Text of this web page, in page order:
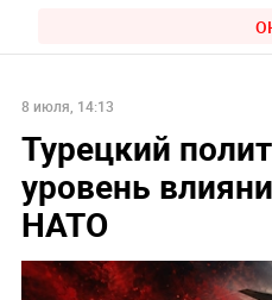
8 июля, 14:13
Турецкий
уровень
НАТО